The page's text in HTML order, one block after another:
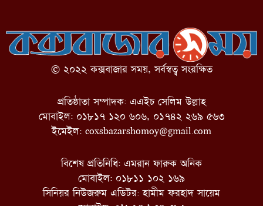
© ২০২২ কক্সবাজার সময়, সর্বস্বত্ব সংরক্ষিত
প্রতিষ্ঠাতা সম্পাদক: এএইচ সেলিম উল্লাহ
মোবাইল: ০১৮১৭ ১২০ ৬০৬, ০১৭৪২ ২৬৯ ৫৬৩
ইমেইল: coxsbazarshomoy@gmail.com
বিশেষ প্রতিনিধি: এমরান ফারুক অনিক
মোবাইল: ০১৮১১ ১০২ ১৬৯
সিনিয়র নিউজরুম এডিটর: হামীম ফরহাদ সায়েম